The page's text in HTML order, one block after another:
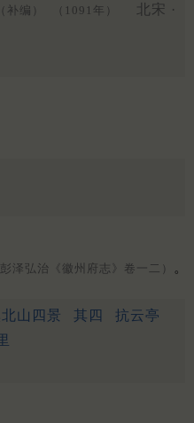
（补编） （1091年）
北宋 ·
彭泽弘治《徽州府志》卷一二） 。
山四景 其四 抗云亭